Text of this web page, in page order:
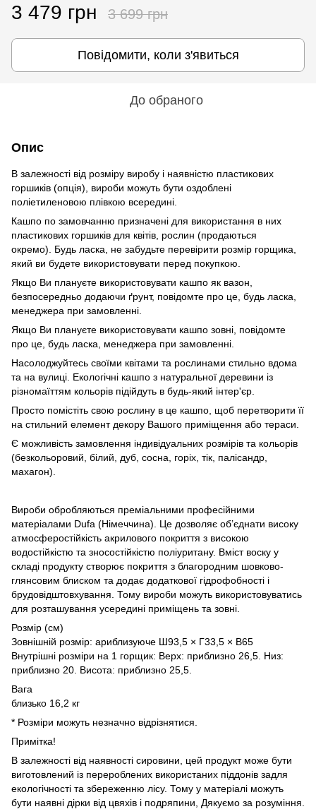
3 479 грн 3 699 грн
Повідомити, коли з'явиться
До обраного
Опис
В залежності від розміру виробу і наявністю пластикових
горшиків (опція), вироби можуть бути оздоблені
поліетиленовою плівкою всередині.
Кашпо по замовчанню призначені для використання в них
пластикових горшиків для квітів, рослин (продаються
окремо). Будь ласка, не забудьте перевірити розмір горщика,
який ви будете використовувати перед покупкою.
Якщо Ви плануєте використовувати кашпо як вазон,
безпосередньо додаючи ґрунт, повідомте про це, будь ласка,
менеджера при замовленні.
Якщо Ви плануєте використовувати кашпо зовні, повідомте
про це, будь ласка, менеджера при замовленні.
Насолоджуйтесь своїми квітами та рослинами стильно вдома
та на вулиці. Екологічні кашпо з натуральної деревини із
різномаїттям кольорів підійдуть в будь-який інтер'єр.
Просто помістіть свою рослину в це кашпо, щоб перетворити її
на стильний елемент декору Вашого приміщення або тераси.
Є можливість замовлення індивідуальних розмірів та кольорів
(безкольоровий, білий, дуб, сосна, горіх, тік, палісандр,
махагон).
Вироби обробляються преміальними професійними
матеріалами Dufa (Німеччина). Це дозволяє об’єднати високу
атмосферостійкість акрилового покриття з високою
водостійкістю та зносостійкістю поліуритану. Вміст воску у
складі продукту створює покриття з благородним шовково-
глянсовим блиском та додає додаткової гідрофобності і
брудовідштовхування. Тому вироби можуть використовуватись
для розташування усередині приміщень та зовні.
Розмір (см)
Зовнішній розмір: ариблизуюче Ш93,5 × Г33,5 × В65
Внутрішні розміри на 1 горщик: Верх: приблизно 26,5. Низ:
приблизно 20. Висота: приблизно 25,5.
Вага
близько 16,2 кг
* Розміри можуть незначно відрізнятися.
Примітка!
В залежності від наявності сировини, цей продукт може бути
виготовлений із перероблених використаних піддонів задля
екологічності та збереженню лісу. Тому у матеріалі можуть
бути наявні дірки від цвяхів і подряпини, Дякуємо за розуміння.